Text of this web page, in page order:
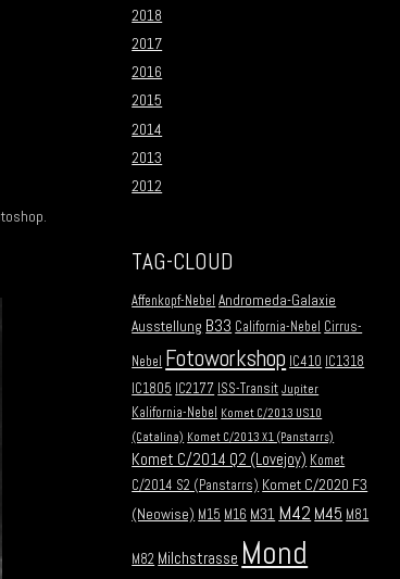
2018
2017
2016
2015
2014
2013
2012
TAG-CLOUD
Affenkopf-Nebel Andromeda-Galaxie
Ausstellung B33 California-Nebel Cirrus-
Nebel Fotoworkshop IC410 IC1318
IC1805 IC2177 ISS-Transit Jupiter
Kalifornia-Nebel Komet C/2013 US10
(Catalina) Komet C/2013 X1 (Panstarrs)
Komet C/2014 Q2 (Lovejoy) Komet
C/2014 S2 (Panstarrs) Komet C/2020 F3
(Neowise) M15 M16 M31 M42 M45 M81
M82 Milchstrasse Mond